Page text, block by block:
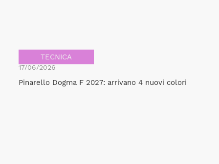
TECNICA
17/06/2026
Pinarello Dogma F 2027: arrivano 4 nuovi colori